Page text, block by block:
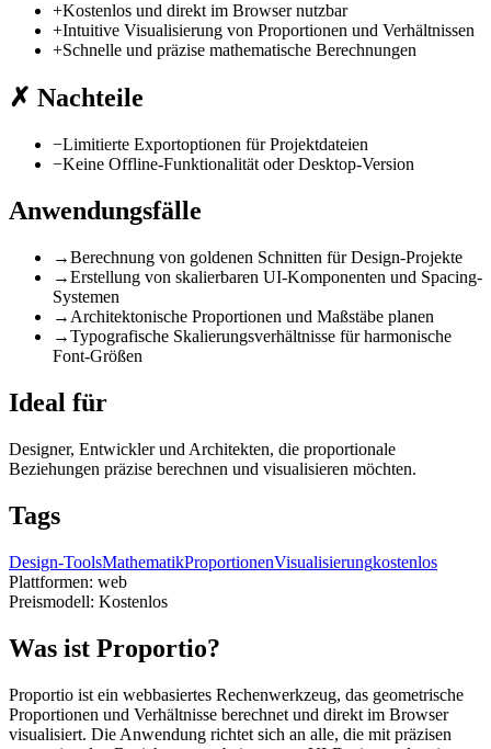
+Kostenlos und direkt im Browser nutzbar
+Intuitive Visualisierung von Proportionen und Verhältnissen
+Schnelle und präzise mathematische Berechnungen
✗ Nachteile
−Limitierte Exportoptionen für Projektdateien
−Keine Offline-Funktionalität oder Desktop-Version
Anwendungsfälle
→Berechnung von goldenen Schnitten für Design-Projekte
→Erstellung von skalierbaren UI-Komponenten und Spacing-
Systemen
→ Architektonische Proportionen und Maßstäbe planen
→Typografische Skalierungsverhältnisse für harmonische
Font-Größen
Ideal für
Designer, Entwickler und Architekten, die proportionale
Beziehungen präzise berechnen und visualisieren möchten.
Tags
Design-ToolsMathematikProportionenVisualisierungkostenlos
Plattformen: web
Preismodell: Kostenlos
Was ist Proportio?
Proportio ist ein webbasiertes Rechenwerkzeug, das geometrische
Proportionen und Verhältnisse berechnet und direkt im Browser
visualisiert. Die Anwendung richtet sich an alle, die mit präzisen